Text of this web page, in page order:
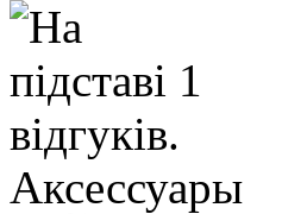
Аксессуары